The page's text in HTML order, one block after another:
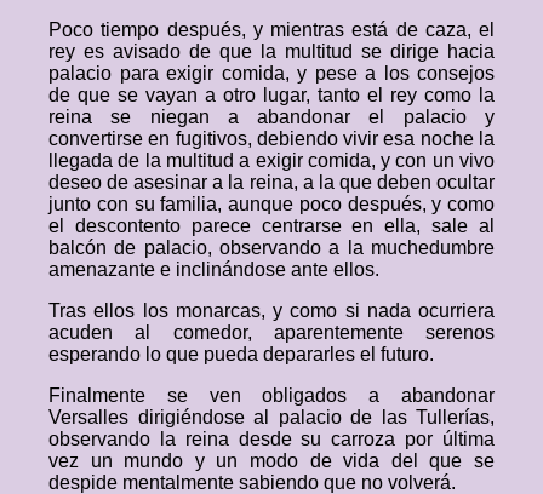
Poco tiempo después, y mientras está de caza, el
rey es avisado de que la multitud se dirige hacia
palacio para exigir comida, y pese a los consejos
de que se vayan a otro lugar, tanto el rey como la
reina se niegan a abandonar el palacio y
convertirse en fugitivos, debiendo vivir esa noche la
llegada de la multitud a exigir comida, y con un vivo
deseo de asesinar a la reina, a la que deben ocultar
junto con su familia, aunque poco después, y como
el descontento parece centrarse en ella, sale al
balcón de palacio, observando a la muchedumbre
amenazante e inclinándose ante ellos.
Tras ellos los monarcas, y como si nada ocurriera
acuden al comedor, aparentemente serenos
esperando lo que pueda depararles el futuro.
Finalmente se ven obligados a abandonar
Versalles dirigiéndose al palacio de las Tullerías,
observando la reina desde su carroza por última
vez un mundo y un modo de vida del que se
despide mentalmente sabiendo que no volverá.